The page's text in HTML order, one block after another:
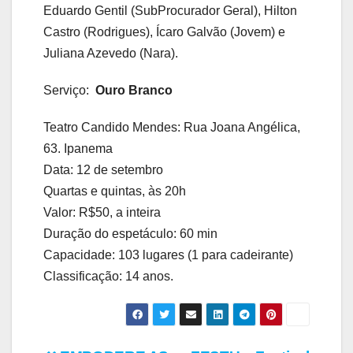
Eduardo Gentil (SubProcurador Geral), Hilton
Castro (Rodrigues), Ícaro Galvão (Jovem) e
Juliana Azevedo (Nara).
Serviço: Ouro Branco
Teatro Candido Mendes: Rua Joana Angélica,
63. Ipanema
Data: 12 de setembro
Quartas e quintas, às 20h
Valor: R$50, a inteira
Duração do espetáculo: 60 min
Capacidade: 103 lugares (1 para cadeirante)
Classificação: 14 anos.